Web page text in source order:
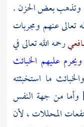
وتذهب بعض الحزن .
تعالى عنهم ومجربات
رحمه الله تعالى في
عليهم الخبائث
ما استخبثته
من جهة النفس
المحللات ، لأن